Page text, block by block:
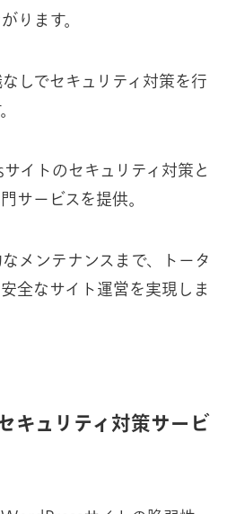
ります。
しでセキュリティ対策を行
イトのセキュリティ対策と
サービスを提供。
メンテナンスまで、トータ
全なサイト運営を実現しま
キュリティ対策サービ